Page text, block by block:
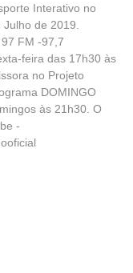
Interativo no
de 2019.
FM -97,7
feira das 17h30 às
no Projeto
DOMINGO
às 21h30. O
-